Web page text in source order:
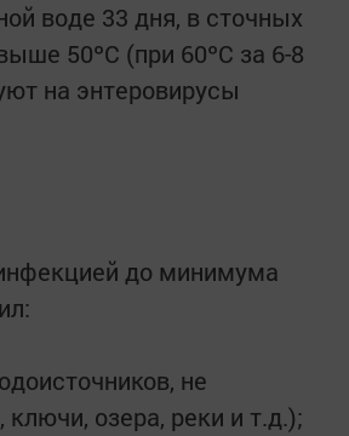
воде 33 дня, в сточных
50ºС (при 60ºС за 6-8
на энтеровирусы
до минимума
не
озера, реки и т.д.);